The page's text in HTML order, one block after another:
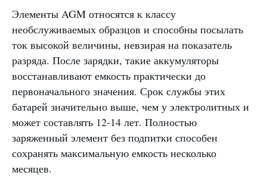
Элементы AGM относятся к классу
необслуживаемых образцов и способны посылать
ток высокой величины, невзирая на показатель
разряда. После зарядки, такие аккумуляторы
восстанавливают емкость практически до
первоначального значения. Срок службы этих
батарей значительно выше, чем у электролитных и
может составлять 12-14 лет. Полностью
заряженный элемент без подпитки способен
сохранять максимальную емкость несколько
месяцев.